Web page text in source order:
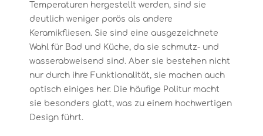
Temperaturen hergestellt werden, sind sie
deutlich weniger porös als andere
Keramikfliesen. Sie sind eine ausgezeichnete
Wahl für Bad und Küche, da sie schmutz- und
wasserabweisend sind. Aber sie bestehen nicht
nur durch ihre Funktionalität, sie machen auch
optisch einiges her. Die häufige Politur macht
sie besonders glatt, was zu einem hochwertigen
Design führt.